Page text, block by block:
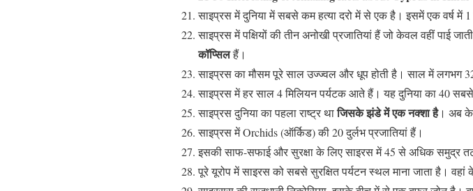
साइप्रस में दुनिया में सबसे कम हत्या दरो में से एक है। इसमें एक वर्ष में 1
साइप्रस में पक्षियों की तीन अनोखी प्रजातियां हैं जो केवल वहीं पाई
कॉप्सिलहैं।
साइप्रस का मौसम पूरे साल उज्ज्वल और धूप होती है। साल में लगभग
साइप्रस में हर साल 4 मिलियन पर्यटक आते हैं। यह दुनिया का 40
साइप्रस दुनिया का पहला राष्ट्र थाजिसके झंडे में एक नक्शा है। अब
साइप्रस में Orchids (ऑर्किड) की 20 दुर्लभ प्रजातियां हैं।
इसकी साफ-सफाई और सुरक्षा के लिए साइरस में 45 से अधिक समुद्र
पूरे यूरोप में साइरस को सबसे सुरक्षित पर्यटन स्थल माना जाता है।